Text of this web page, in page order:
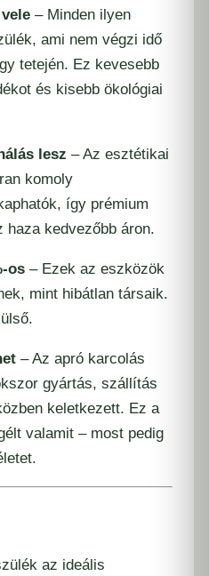
– Minden ilyen
ami nem végzi idő
tetején. Ez kevesebb
és kisebb ökológiai
lesz – Az esztétikai
komoly
így prémium
haza kedvezőbb áron.
os – Ezek az eszközök
mint hibátlan társaik.
– Az apró karcolás
gyártás, szállítás
keletkezett. Ez a
valamit – most pedig
az ideális